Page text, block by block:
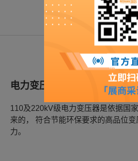
电力变压器
110及220kV级电力变压器是依据国
来的， 符合节能环保要求的高品位
力。